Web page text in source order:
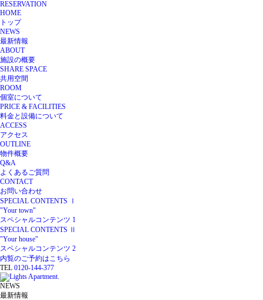
RESERVATION
HOME
トップ
NEWS
最新情報
ABOUT
施設の概要
SHARE SPACE
共用空間
ROOM
個室について
PRICE & FACILITIES
料金と設備について
ACCESS
アクセス
OUTLINE
物件概要
Q&A
よくあるご質問
CONTACT
お問い合わせ
SPECIAL CONTENTS Ⅰ
"Your town"
スペシャルコンテンツ 1
SPECIAL CONTENTS Ⅱ
"Your house"
スペシャルコンテンツ 2
内覧のご予約はこちら
TEL 0120-144-377
NEWS
最新情報